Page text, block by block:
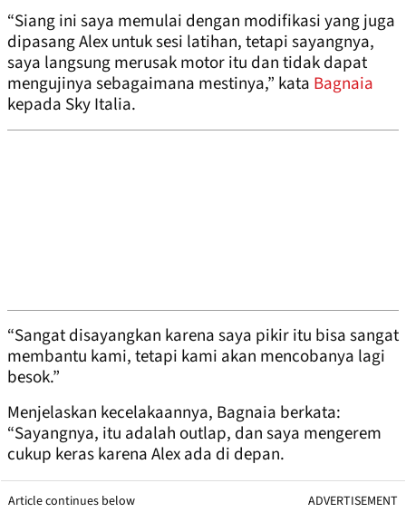
“Siang ini saya memulai dengan modifikasi yang juga
dipasang Alex untuk sesi latihan, tetapi sayangnya,
saya langsung merusak motor itu dan tidak dapat
mengujinya sebagaimana mestinya,” kata Bagnaia
kepada Sky Italia.
“Sangat disayangkan karena saya pikir itu bisa sangat
membantu kami, tetapi kami akan mencobanya lagi
besok.”
Menjelaskan kecelakaannya, Bagnaia berkata:
“Sayangnya, itu adalah outlap, dan saya mengerem
cukup keras karena Alex ada di depan.
Article continues below ADVERTISEMENT